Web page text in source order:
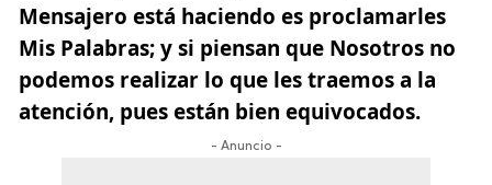
Mensajero está haciendo es proclamarles
Mis Palabras; y si piensan que Nosotros no
podemos realizar lo que les traemos a la
atención, pues están bien equivocados.
- Anuncio -